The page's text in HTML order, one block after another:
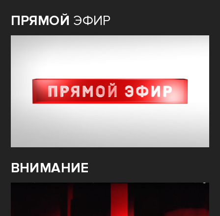
ПРЯМОЙ ЭФИР
ВНИМАНИЕ